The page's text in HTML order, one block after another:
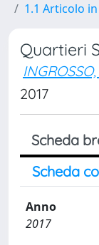
1.1 Articolo
Quartieri
2017
Scheda
Scheda
Anno
2017